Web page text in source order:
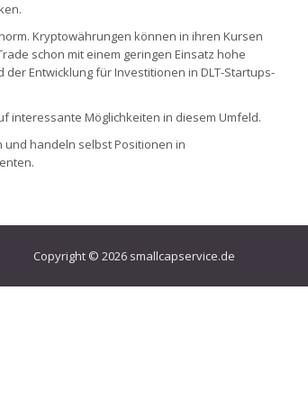
Kryptowährungen können in ihren Kursen
schon mit einem geringen Einsatz hohe
Entwicklung für Investitionen in DLT-Startups-
interessante Möglichkeiten in diesem Umfeld.
und handeln selbst Positionen in
Copyright © 2026 smallcapservice.de